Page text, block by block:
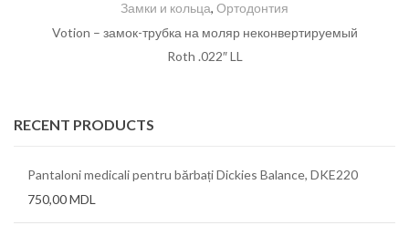
Замки и кольца, Ортодонтия
Votion – замок-трубка на моляр неконвертируемый
Roth .022″ LL
RECENT PRODUCTS
Pantaloni medicali pentru bărbați Dickies Balance, DKE220
750,00MDL